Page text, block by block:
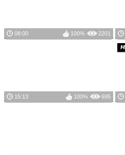
08:00 2201
100%
15:13 695
100%